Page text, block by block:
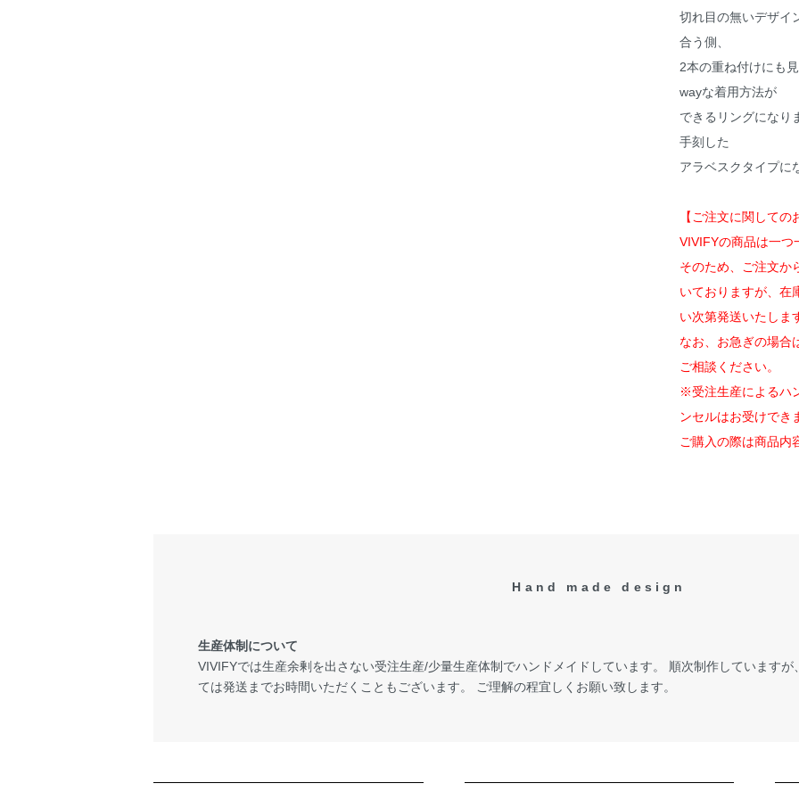
切れ目の無いデザイ
合う側、
2本の重ね付けにも
wayな着用方法が
できるリングになり
手刻した
アラベスクタイプに
【ご注文に関しての
VIVIFYの商品は一つ
そのため、ご注文か
いておりますが、在
い次第発送いたしま
なお、お急ぎの場合
ご相談ください。
※受注生産によるハ
ンセルはお受けでき
ご購入の際は商品内
Hand made design
生産体制について
VIVIFYでは生産余剰を出さない受注生産/少量生産体制でハンドメイドしています。 順次制作しています
ては発送までお時間いただくこともございます。 ご理解の程宜しくお願い致します。